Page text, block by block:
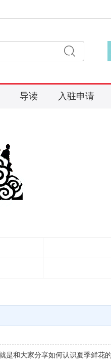
搜
导读 入驻申请
和大家分享如何认识夏季鲜花